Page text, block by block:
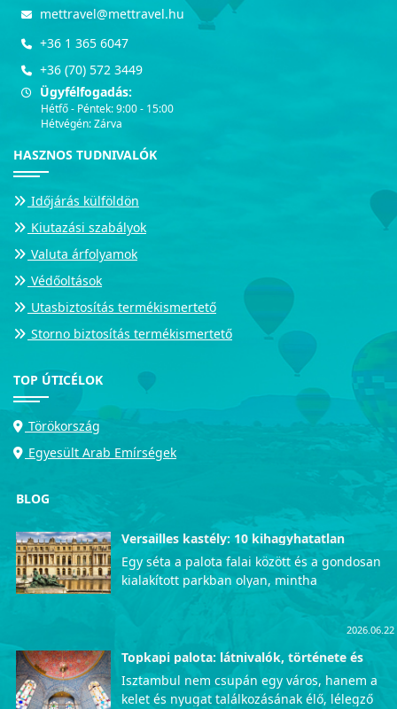
mettravel@mettravel.hu
+36 1 365 6047
+36 (70) 572 3449
Ügyfélfogadás:
Hétfő - Péntek: 9:00 - 15:00
Hétvégén: Zárva
HASZNOS TUDNIVALÓK
Időjárás külföldön
Kiutazási szabályok
Valuta árfolyamok
Védőoltások
Utasbiztosítás termékismertető
Storno biztosítás termékismertető
TOP ÚTICÉLOK
Törökország
Egyesült Arab Emírségek
BLOG
Versailles kastély: 10 kihagyhatatlan
látnivaló
Egy séta a palota falai között és a gondosan
kialakított parkban olyan, mintha
francia udvar fényűző mindennapjaiba. Azok
számára, akik szeretnék személyesen is
megtapasztalni ezt az uralkodói pompát, a
lenyűgöző Versailles-i kastély garantáltan
életre szóló, mély kulturális élményekkel
2026.06.22
Topkapi palota: látnivalók, története és
érdekességek
Isztambul nem csupán egy város, hanem a
kelet és nyugat találkozásának élő, lélegző